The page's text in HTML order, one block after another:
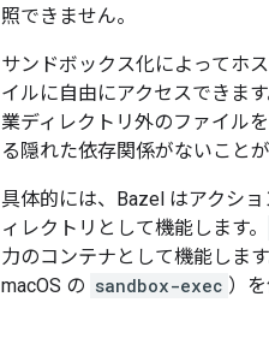
照できません。
サンドボックス化によってホ
イルに自由にアクセスできま
業ディレクトリ外のファイル
る隠れた依存関係がないことが
具体的には、Bazel はアクシ
ィレクトリとして機能します。
力のコンテナとして機能しま
macOS の sandbox-exec ）を